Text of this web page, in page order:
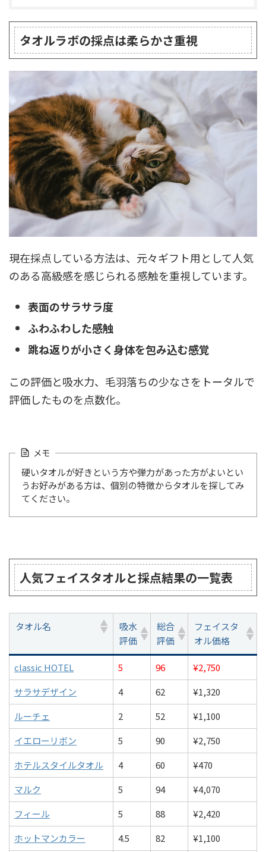
タオルラボの採点は柔らかさ重視
現在採点している方法は、元々ギフト用として人気
のある高級感を感じられる感触を重視しています。
表面のサラサラ度
ふわふわした感触
跳ね返りが小さく身体を包み込む感覚
この評価と吸水力、毛羽落ちの少なさをトータルで
評価したものを点数化。
メモ
硬いタオルが好きという方や弾力があった方がよいとい
うお好みがある方は、個別の特徴からタオルを探してみ
てください。
人気フェイスタオルと採点結果の一覧表
タオル名
吸水
評価
総合
評価
フェイスタ
オル価格
classic HOTEL 5 96
¥2,750
サラサデザイン
4 62
¥1,320
ルーチェ
2 52
¥1,100
イエローリボン
5 90
¥2,750
ホテルスタイルタオル
4 60
¥470
マルク
5 94
¥4,070
フィール
5 88
¥2,420
ホットマンカラー
4.5 82
¥1,100